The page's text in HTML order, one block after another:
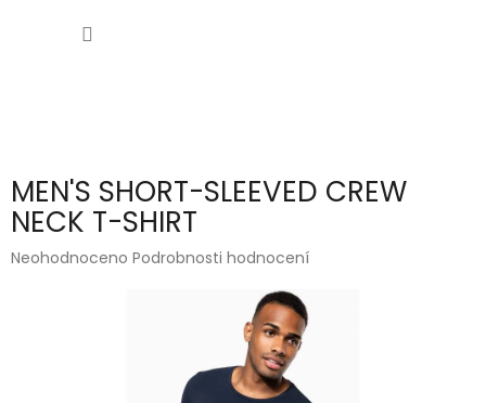
MEN'S SHORT-SLEEVED CREW
NECK T-SHIRT
Průměrné
Neohodnoceno Podrobnosti hodnocení